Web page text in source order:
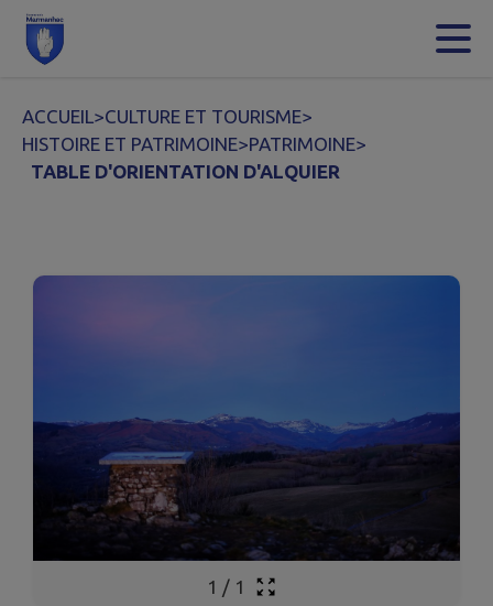
Contenu
ACCUEIL>CULTURE ET TOURISME>
HISTOIRE ET PATRIMOINE>PATRIMOINE>
TABLE D'ORIENTATION D'ALQUIER
1 / 1